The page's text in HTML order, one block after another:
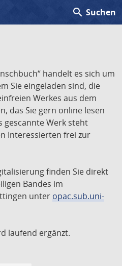
search Suchen
handelt es sich um
Sie eingeladen sind, die
Werkes aus dem
das Sie gern online lesen
gescannte Werk steht
Interessierten frei zur
finden Sie direkt
Bandes im
unter opac.sub.uni-
laufend ergänzt.